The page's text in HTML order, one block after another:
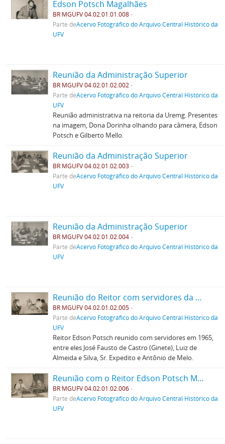
Edson Potsch Magalhães
BR MGUFV 04.02.01.01.008
Parte deAcervo Fotográfico do Arquivo Central Histórico da
UFV
Reunião da Administração Superior
BR MGUFV 04.02.01.02.002
Parte deAcervo Fotográfico do Arquivo Central Histórico da
UFV
Reunião administrativa na reitoria da Uremg. Presentes
na imagem, Dona Dorinha olhando para câmera, Edson
Potsch e Gilberto Mello.
Reunião da Administração Superior
BR MGUFV 04.02.01.02.003
Parte deAcervo Fotográfico do Arquivo Central Histórico da
UFV
Reunião da Administração Superior
BR MGUFV 04.02.01.02.004
Parte deAcervo Fotográfico do Arquivo Central Histórico da
UFV
Reunião do Reitor com servidores da Uremg
BR MGUFV 04.02.01.02.005
Parte deAcervo Fotográfico do Arquivo Central Histórico da
UFV
Reitor Edson Potsch reunido com servidores em 1965,
entre eles José Fausto de Castro (Ginete), Luiz de
Almeida e Silva, Sr. Expedito e Antônio de Melo.
Reunião com o Reitor Edson Potsch Magalhães
BR MGUFV 04.02.01.02.006
Parte deAcervo Fotográfico do Arquivo Central Histórico da
UFV